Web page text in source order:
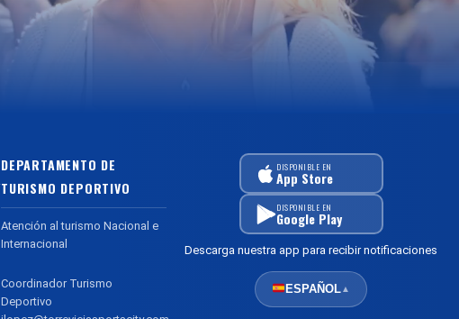
DEPARTAMENTO DE
TURISMO DEPORTIVO
Atención al turismo Nacional e
Internacional
Coordinador Turismo
Deportivo
DISPONIBLE EN
App Store
DISPONIBLE EN
Google Play
Descarga nuestra app para recibir notificaciones
ESPAÑOL▲